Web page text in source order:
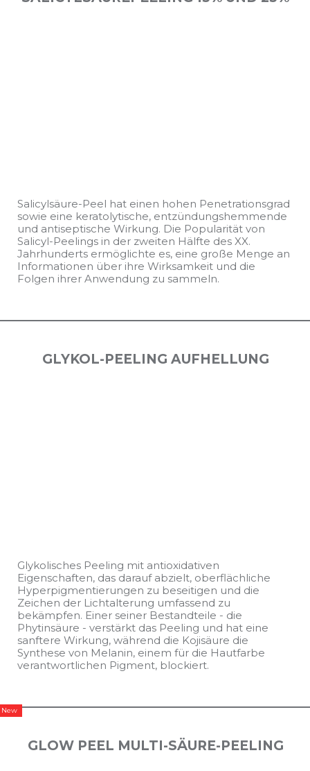
Salicylsäure-Peel hat einen hohen Penetrationsgrad
sowie eine keratolytische, entzündungshemmende
und antiseptische Wirkung. Die Popularität von
Salicyl-Peelings in der zweiten Hälfte des XX.
Jahrhunderts ermöglichte es, eine große Menge an
Informationen über ihre Wirksamkeit und die
Folgen ihrer Anwendung zu sammeln.
GLYKOL-PEELING AUFHELLUNG
Glykolisches Peeling mit antioxidativen
Eigenschaften, das darauf abzielt, oberflächliche
Hyperpigmentierungen zu beseitigen und die
Zeichen der Lichtalterung umfassend zu
bekämpfen. Einer seiner Bestandteile - die
Phytinsäure - verstärkt das Peeling und hat eine
sanftere Wirkung, während die Kojisäure die
Synthese von Melanin, einem für die Hautfarbe
verantwortlichen Pigment, blockiert.
GLOW PEEL MULTI-SÄURE-PEELING
New